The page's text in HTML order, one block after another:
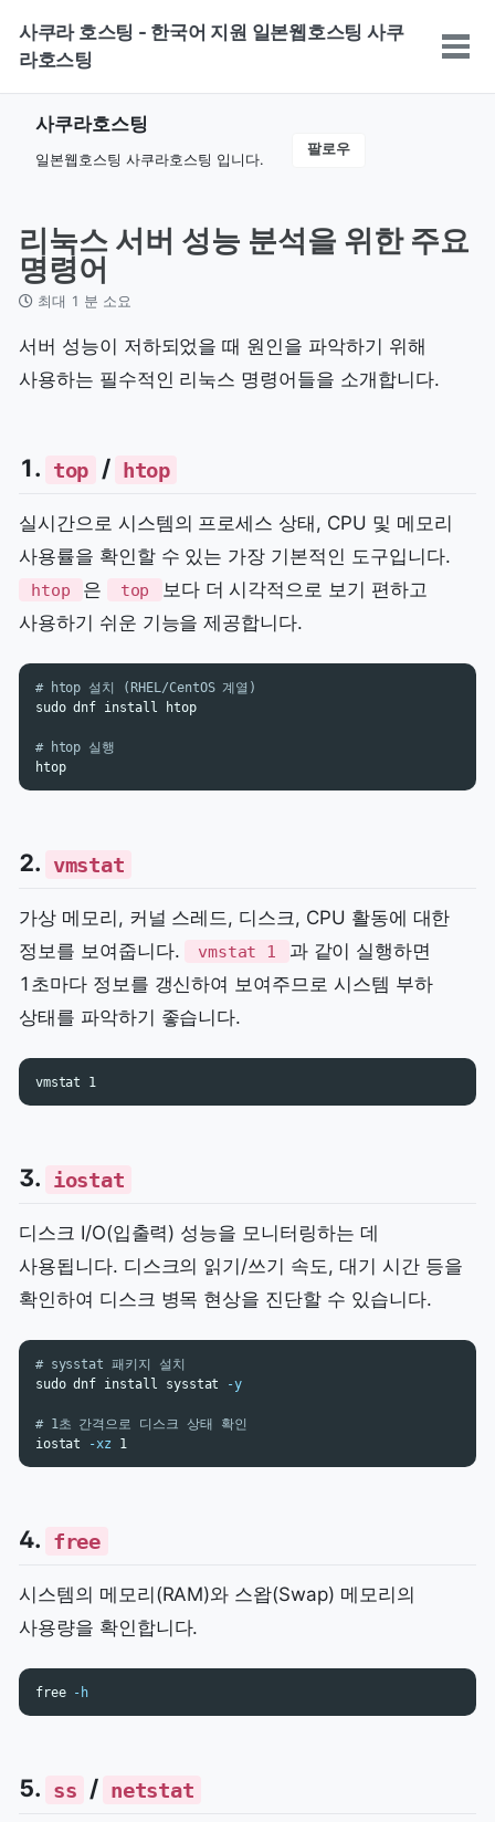
primary
navigation
content
footer
사쿠라 호스팅 - 한국어 지원 일본웹호스팅 사쿠
라호스팅
토
사쿠라호스팅
일본웹호스팅 사쿠라호스팅 입니다.
팔로우
리눅스 서버 성능 분석을 위한 주요
명령어
최대 1 분 소요
서버 성능이 저하되었을 때 원인을 파악하기 위해
사용하는 필수적인 리눅스 명령어들을 소개합니다.
1. top / htop
실시간으로 시스템의 프로세스 상태, CPU 및 메모리
사용률을 확인할 수 있는 가장 기본적인 도구입니다.
htop 은 top
보다 더 시각적으로 보기 편하고
사용하기 쉬운 기능을 제공합니다.
# htop 설치 (RHEL/CentOS 계열)
sudo dnf install htop
# htop 실행
htop
2. vmstat
가상 메모리, 커널 스레드, 디스크, CPU 활동에 대한
정보를 보여줍니다.
vmstat 1
과 같이 실행하면
1초마다 정보를 갱신하여 보여주므로 시스템 부하
상태를 파악하기 좋습니다.
3. iostat
디스크 I/O(입출력) 성능을 모니터링하는 데
사용됩니다. 디스크의 읽기/쓰기 속도, 대기 시간 등을
확인하여 디스크 병목 현상을 진단할 수 있습니다.
# sysstat 패키지 설치
sudo dnf install sysstat -y
# 1초 간격으로 디스크 상태 확인
iostat
-xz
4. free
시스템의 메모리(RAM)와 스왑(Swap) 메모리의
사용량을 확인합니다.
free -h
5. ss / netstat